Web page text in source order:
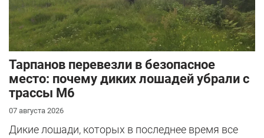
Тарпанов перевезли в безопасное
место: почему диких лошадей убрали с
трассы М6
07 августа 2026
Дикие лошади, которых в последнее время все